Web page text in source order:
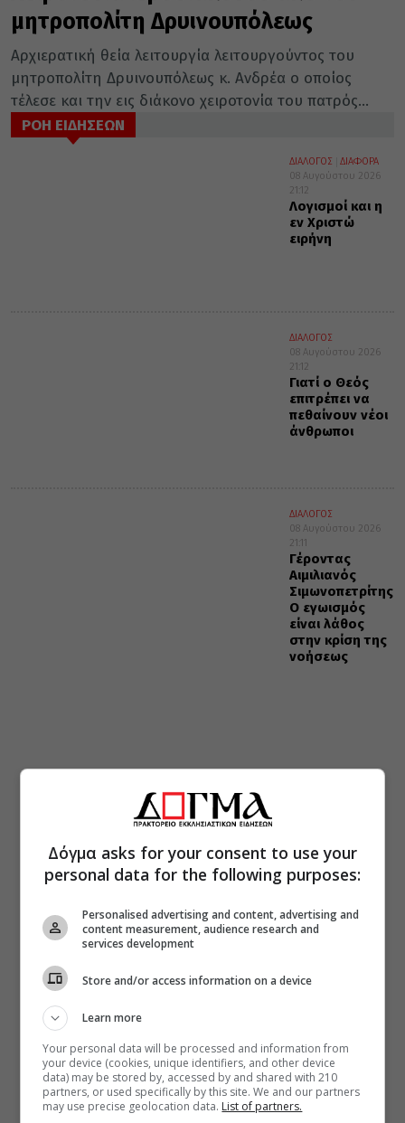
μητροπολίτη Δρυινουπόλεως
Αρχιερατική θεία λειτουργία λειτουργούντος του
μητροπολίτη Δρυινουπόλεως κ. Ανδρέα ο οποίος
τέλεσε και την εις διάκονο χειροτονία του πατρός...
ΡΟΗ ΕΙΔΗΣΕΩΝ
ΔΙΑΛΟΓΟΣ
ΔΙΑΦΟΡΑ
08 Αυγούστου 2026
21:12
Λογισμοί και η
εν Χριστώ
ειρήνη
ΔΙΑΛΟΓΟΣ
08 Αυγούστου 2026
21:12
Γιατί ο Θεός
επιτρέπει να
πεθαίνουν νέοι
άνθρωποι
ΔΙΑΛΟΓΟΣ
08 Αυγούστου 2026
21:11
Γέροντας
Αιμιλιανός
Σιμωνοπετρίτης:
Ο εγωισμός
είναι λάθος
στην κρίση της
νοήσεως
Δόγμα asks for your consent to use your
personal data for the following purposes:
Personalised advertising and content, advertising and
content measurement, audience research and
services development
Store and/or access information on a device
Learn more
Your personal data will be processed and information from
your device (cookies, unique identifiers, and other device
data) may be stored by, accessed by and shared with 210
partners, or used specifically by this site. We and our partners
may use precise geolocation data. List of partners.